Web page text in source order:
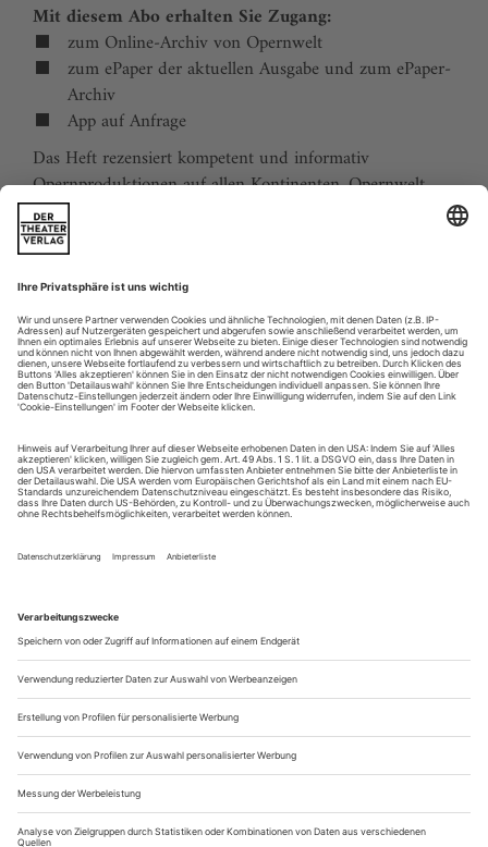
Mit diesem Abo erhalten Sie Zugang:
zum Online-Archiv von Opernwelt
zum ePaper der aktuellen Ausgabe und zum ePaper-
Archiv
App auf Anfrage
Das Heft rezensiert kompetent und informativ
Opernproduktionen auf allen Kontinenten. Opernwelt
zeigt die Welt hinter der Bühne, befragt die Macher und
verfolgt die Kulturpolitik. Große Themenblöcke
behandeln die Geschichte der Oper, bedeutende
Komponisten und die interessantesten Aspekte des
internationalen Musiklebens. Die Premierenvorschau
animiert zu Opernreisen in alle Welt.
Sie erhalten Zugang zum Online-Archiv von Opernwelt
und können sowohl das aktuelle ePaper als auch das
ePaper-Archiv über Ihren Account auf www.der-
theaterverlag.de einsehen. Zugang zur App auf Anfrage.
Das Abonnement hat eine Laufzeit von einem Monat und
verlängert sich jeweils um einen weiteren Monat, sofern
es nicht vom Kunden auf der Seite „Mein Konto/Meine
Bestellungen“ auf www.der-theaterverlag.de gekündigt
in Kraft.
Aus steuerlichen Gründen abweichende Preise für Käufe
außerhalb Deutschlands (Endpreis vor Auslösen der Bestellung
ersichtlich)
9,99 €